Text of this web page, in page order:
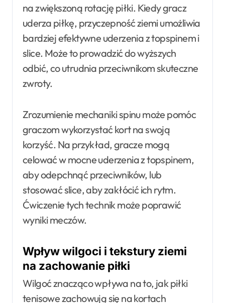
na zwiększoną rotację piłki. Kiedy gracz
uderza piłkę, przyczepność ziemi umożliwia
bardziej efektywne uderzenia z topspinem i
slice. Może to prowadzić do wyższych
odbić, co utrudnia przeciwnikom skuteczne
zwroty.
Zrozumienie mechaniki spinu może pomóc
graczom wykorzystać kort na swoją
korzyść. Na przykład, gracze mogą
celować w mocne uderzenia z topspinem,
aby odepchnąć przeciwników, lub
stosować slice, aby zakłócić ich rytm.
Ćwiczenie tych technik może poprawić
wyniki meczów.
Wpływ wilgoci i tekstury ziemi
na zachowanie piłki
Wilgoć znacząco wpływa na to, jak piłki
tenisowe zachowują się na kortach